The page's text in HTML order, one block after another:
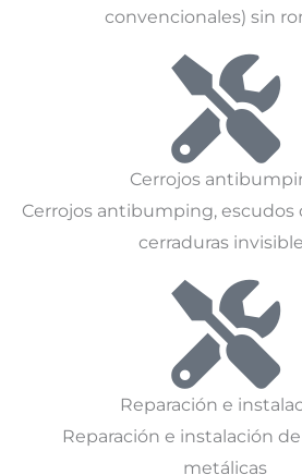
convencionales) sin
Cerrojos
Cerrojos antibumping, escudos
cerraduras
Reparación e
Reparación e instalación
metálicas